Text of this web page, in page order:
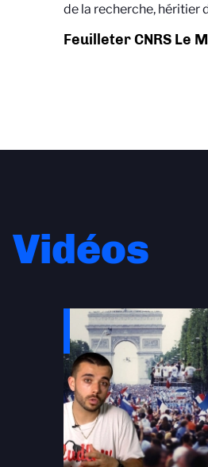
de la recherche, héritier
Feuilleter CNRS Le
Vidéos